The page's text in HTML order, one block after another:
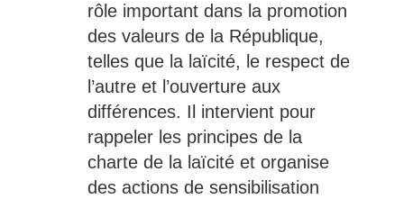
rôle important dans la promotion
des valeurs de la République,
telles que la laïcité, le respect de
l’autre et l’ouverture aux
différences. Il intervient pour
rappeler les principes de la
charte de la laïcité et organise
des actions de sensibilisation